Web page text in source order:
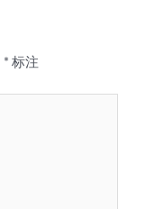
* 标注